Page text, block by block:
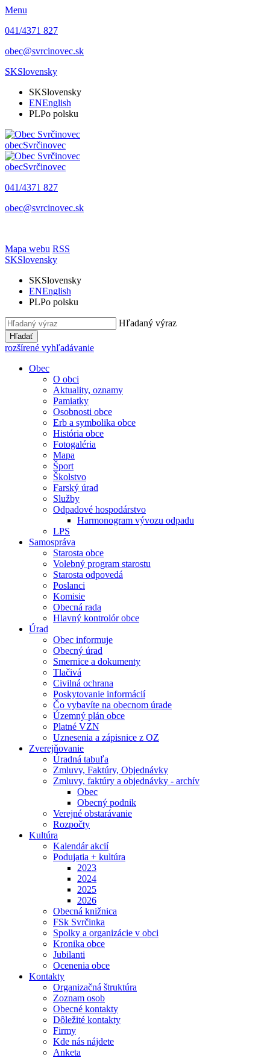
Menu
041/4371 827
obec@svrcinovec.sk
SKSlovensky
SKSlovensky
ENEnglish
PLPo polsku
obecSvrčinovec
obecSvrčinovec
041/4371 827
obec@svrcinovec.sk
Mapa webu RSS
SKSlovensky
SKSlovensky
ENEnglish
PLPo polsku
Hľadaný výraz
Hľadať
rozšírené vyhľadávanie
Obec
O obci
Aktuality, oznamy
Pamiatky
Osobnosti obce
Erb a symbolika obce
História obce
Fotogaléria
Mapa
Šport
Školstvo
Farský úrad
Služby
Odpadové hospodárstvo
Harmonogram vývozu odpadu
LPS
Samospráva
Starosta obce
Volebný program starostu
Starosta odpovedá
Poslanci
Komisie
Obecná rada
Hlavný kontrolór obce
Úrad
Obec informuje
Obecný úrad
Smernice a dokumenty
Tlačivá
Civilná ochrana
Poskytovanie informácií
Čo vybavíte na obecnom úrade
Územný plán obce
Platné VZN
Uznesenia a zápisnice z OZ
Zverejňovanie
Úradná tabuľa
Zmluvy, Faktúry, Objednávky
Zmluvy, faktúry a objednávky - archív
Obec
Obecný podnik
Verejné obstarávanie
Rozpočty
Kultúra
Kalendár akcií
Podujatia + kultúra
2023
2024
2025
2026
Obecná knižnica
FSk Svrčinka
Spolky a organizácie v obci
Kronika obce
Jubilanti
Ocenenia obce
Kontakty
Organizačná štruktúra
Zoznam osob
Obecné kontakty
Dôležité kontakty
Firmy
Kde nás nájdete
Anketa